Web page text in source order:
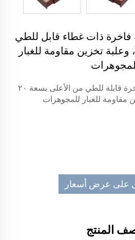
ذات غطاء قابل للطي
٢٠ مكاناً، وعلبة تخزين مقاومة للغبار
علبة ساعات خشبية فاخرة قابلة للطي من الأعلى بسعة ٢٠
مقاومة للغبار للمجوهرات
على عرض أسعار
المنتج